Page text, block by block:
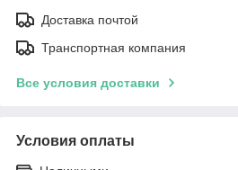
Доставка почтой
Транспортная компания
Все условия доставки
Условия оплаты